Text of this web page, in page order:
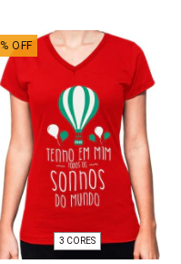
% OFF
3 CORES